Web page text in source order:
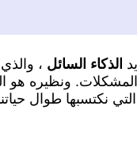
الذكاء السائل ،
ونظيره هو
نكتسبها طوال